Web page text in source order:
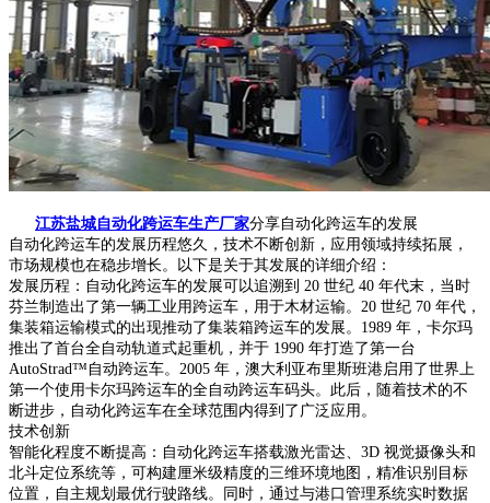
江苏盐城自动化跨运车生产厂家分享自动化跨运车的发展
自动化跨运车的发展历程悠久，技术不断创新，应用领域持续拓展，
市场规模也在稳步增长。以下是关于其发展的详细介绍：
发展历程：自动化跨运车的发展可以追溯到 20 世纪 40 年代末，当时
芬兰制造出了第一辆工业用跨运车，用于木材运输。20 世纪 70 年代，
集装箱运输模式的出现推动了集装箱跨运车的发展。1989 年，卡尔玛
推出了首台全自动轨道式起重机，并于 1990 年打造了第一台
AutoStrad™自动跨运车。2005 年，澳大利亚布里斯班港启用了世界上
第一个使用卡尔玛跨运车的全自动跨运车码头。此后，随着技术的不
断进步，自动化跨运车在全球范围内得到了广泛应用。
技术创新
智能化程度不断提高：自动化跨运车搭载激光雷达、3D 视觉摄像头和
北斗定位系统等，可构建厘米级精度的三维环境地图，精准识别目标
位置，自主规划最优行驶路线。同时，通过与港口管理系统实时数据